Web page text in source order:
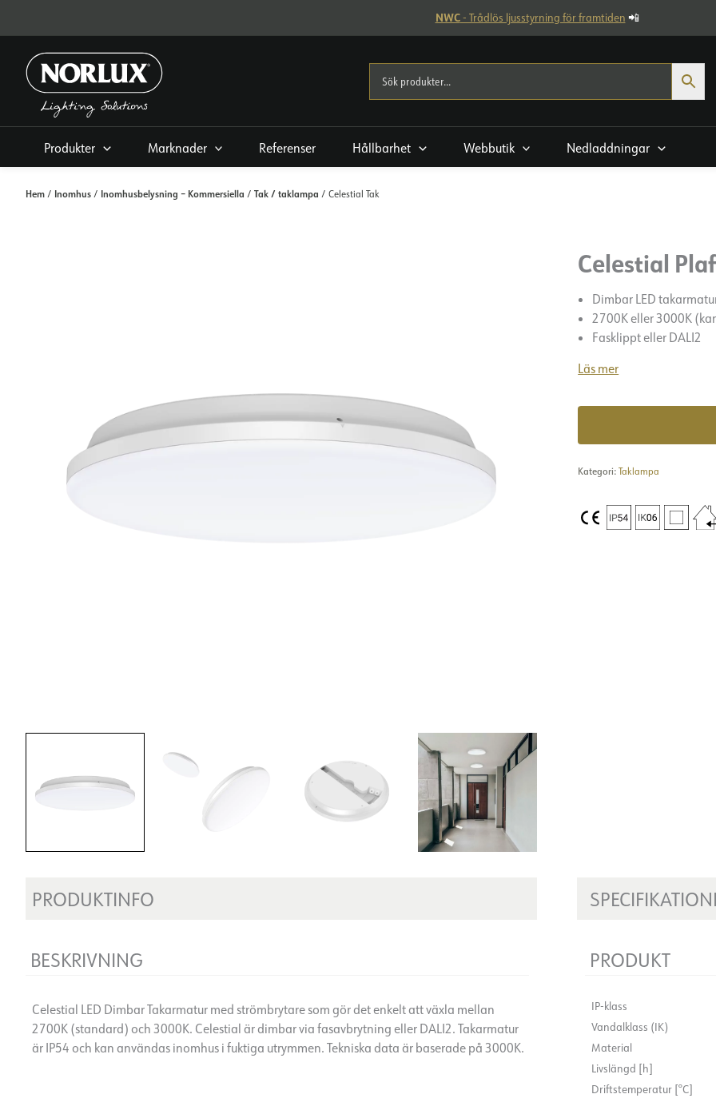
innehållet
NWC- Trådlös ljusstyrning för framtiden 📲
Produkter Marknader Referenser Hållbarhet Webbutik Nedladdningar
Hem / Inomhus / Inomhusbelysning – Kommersiella / Tak / taklampa / Celestial Tak
Celestial
Dimbar LED
2700K eller 3000K
Fasklippt eller DALI2
Läs mer
Kategori:Taklampa
PRODUKTINFO
BESKRIVNING
Celestial LED Dimbar Takarmatur med strömbrytare som gör det enkelt att växla mellan
2700K (standard) och 3000K. Celestial är dimbar via fasavbrytning eller DALI2. Takarmatur
är IP54 och kan användas inomhus i fuktiga utrymmen. Tekniska data är baserade på 3000K.
PRODUKT
IP-klass
Vandalklass (IK)
Material
Livslängd [h]
Driftstemperatur [°C]